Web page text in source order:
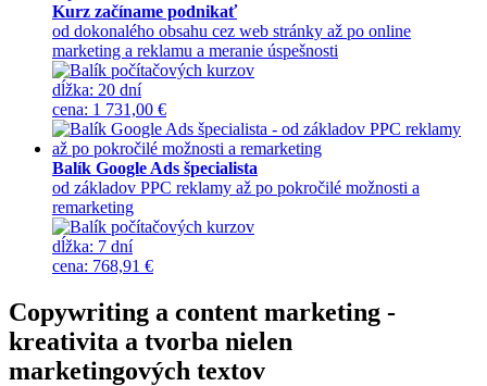
Kurz začíname podnikať
od dokonalého obsahu cez web stránky až po online
marketing a reklamu a meranie úspešnosti
dĺžka: 20 dní
cena: 1 731,00 €
Balík Google Ads špecialista
od základov PPC reklamy až po pokročilé možnosti a
remarketing
dĺžka: 7 dní
cena: 768,91 €
Copywriting a content marketing -
kreativita a tvorba nielen
marketingových textov